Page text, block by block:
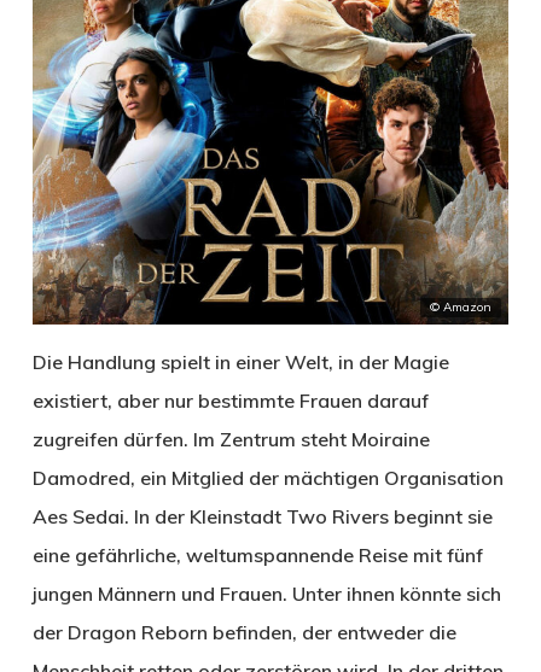
© Amazon
Die Handlung spielt in einer Welt, in der Magie
existiert, aber nur bestimmte Frauen darauf
zugreifen dürfen. Im Zentrum steht Moiraine
Damodred, ein Mitglied der mächtigen Organisation
Aes Sedai. In der Kleinstadt Two Rivers beginnt sie
eine gefährliche, weltumspannende Reise mit fünf
jungen Männern und Frauen. Unter ihnen könnte sich
der Dragon Reborn befinden, der entweder die